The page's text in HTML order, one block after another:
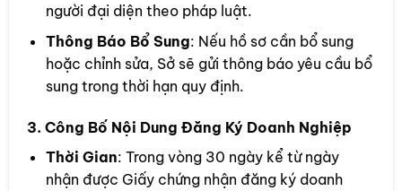
người đại diện theo pháp luật.
Thông Báo Bổ Sung: Nếu hồ sơ cần bổ sung
hoặc chỉnh sửa, Sở sẽ gửi thông báo yêu cầu bổ
sung trong thời hạn quy định.
3. Công Bố Nội Dung Đăng Ký Doanh Nghiệp
Thời Gian: Trong vòng 30 ngày kể từ ngày
nhận được Giấy chứng nhận đăng ký doanh